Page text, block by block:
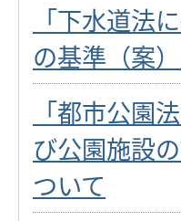
「下水道法
の基準（案
「都市公園
び公園施設
ついて